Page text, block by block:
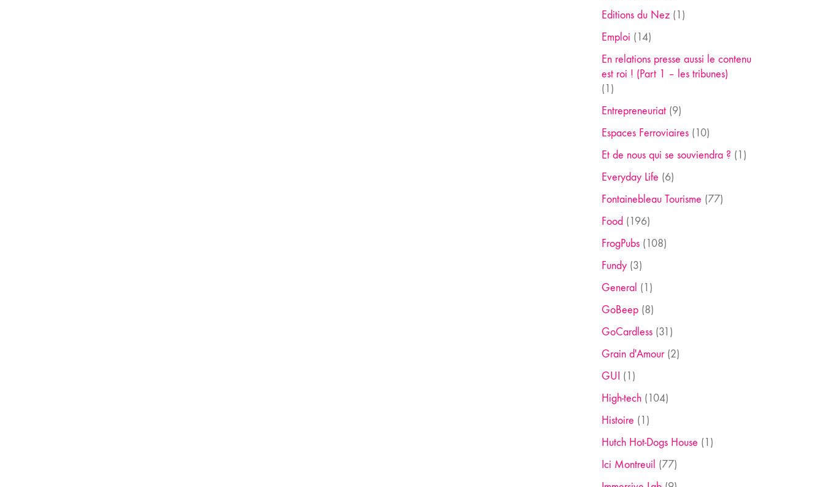
Editions du Nez(1)
Emploi (14)
En relations presse aussi le contenu
est roi ! (Part 1 – les tribunes)
(1)
Entrepreneuriat(9)
Espaces Ferroviaires(10)
Et de nous qui se souviendra ? (1)
Everyday Life (6)
Fontainebleau Tourisme (77)
Food (196)
FrogPubs(108)
Fundy(3)
General (1)
GoBeep(8)
GoCardless(31)
Grain d'Amour(2)
GUI (1)
High-tech(104)
Histoire (1)
Hutch Hot-Dogs House (1)
Ici Montreuil (77)